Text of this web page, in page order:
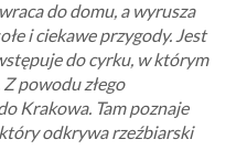
do domu, a wyrusza
i ciekawe przygody. Jest
do cyrku, w którym
powodu złego
Krakowa. Tam poznaje
odkrywa rzeźbiarski